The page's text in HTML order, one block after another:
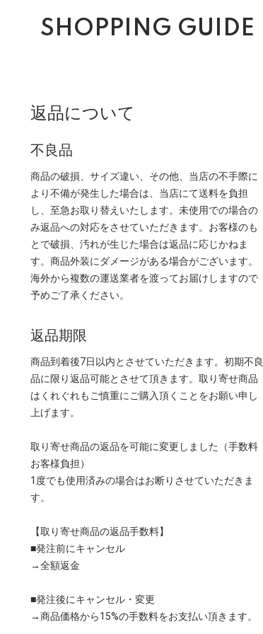
SHOPPING GUIDE
返品について
不良品
商品の破損、サイズ違い、その他、当店の不手際に
より不備が発生した場合は、当店にて送料を負担
し、至急お取り替えいたします。未使用での場合の
み返品への対応をさせていただきます。お客様のも
とで破損、汚れが生じた場合は返品に応じかねま
す。商品外装にダメージがある場合がございます。
海外から複数の運送業者を渡ってお届けしますので
予めご了承ください。
返品期限
商品到着後7日以内とさせていただきます。初期不良
品に限り返品可能とさせて頂きます。取り寄せ商品
はくれぐれもご慎重にご購入頂くことをお願い申し
上げます。
取り寄せ商品の返品を可能に変更しました（手数料
お客様負担）
1度でも使用済みの場合はお断りさせていただきま
す。
【取り寄せ商品の返品手数料】
■発注前にキャンセル
→全額返金
■発注後にキャンセル・変更
→商品価格から15%の手数料をお支払い頂きます。